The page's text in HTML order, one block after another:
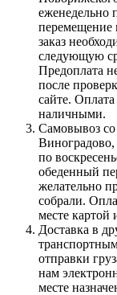
еженедельно
перемещение
заказ
следующую
Предоплата
после
сайте.
наличными.
Самовывоз
Виноградово,
по
обеденный
желательно
собрали.
месте
Доставка в
отправки
нам
месте